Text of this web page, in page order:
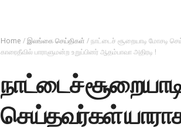
Home /இலங்கை செய்திகள் /நாட்டைச் சூறையாடி மோசடி
காரைதீவில் பாராளுமன்ற உறுப்பினர் ஆதம்பாவா அதிரடி !
நாட்டைச்
செய்தவர்கள்